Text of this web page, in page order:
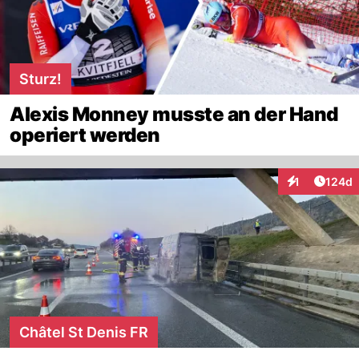
Sturz!
Alexis Monney musste an der Hand
operiert werden
1
Interaktionen
124d
Châtel St Denis FR